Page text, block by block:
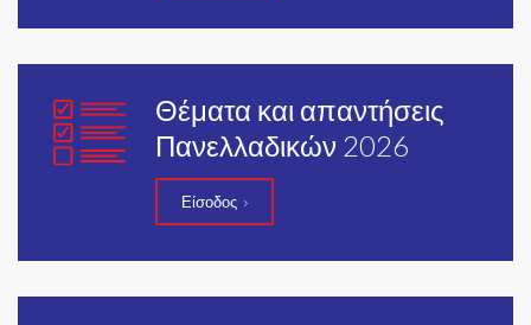
Θέματα και απαντήσεις
Πανελλαδικών 2026
Είσοδος